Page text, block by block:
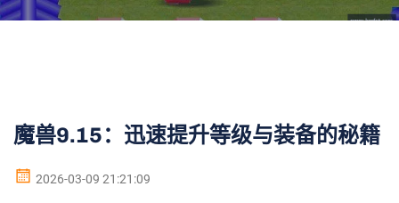
魔兽9.15：迅速提升等级与装备的秘籍
2026-03-09 21:21:09